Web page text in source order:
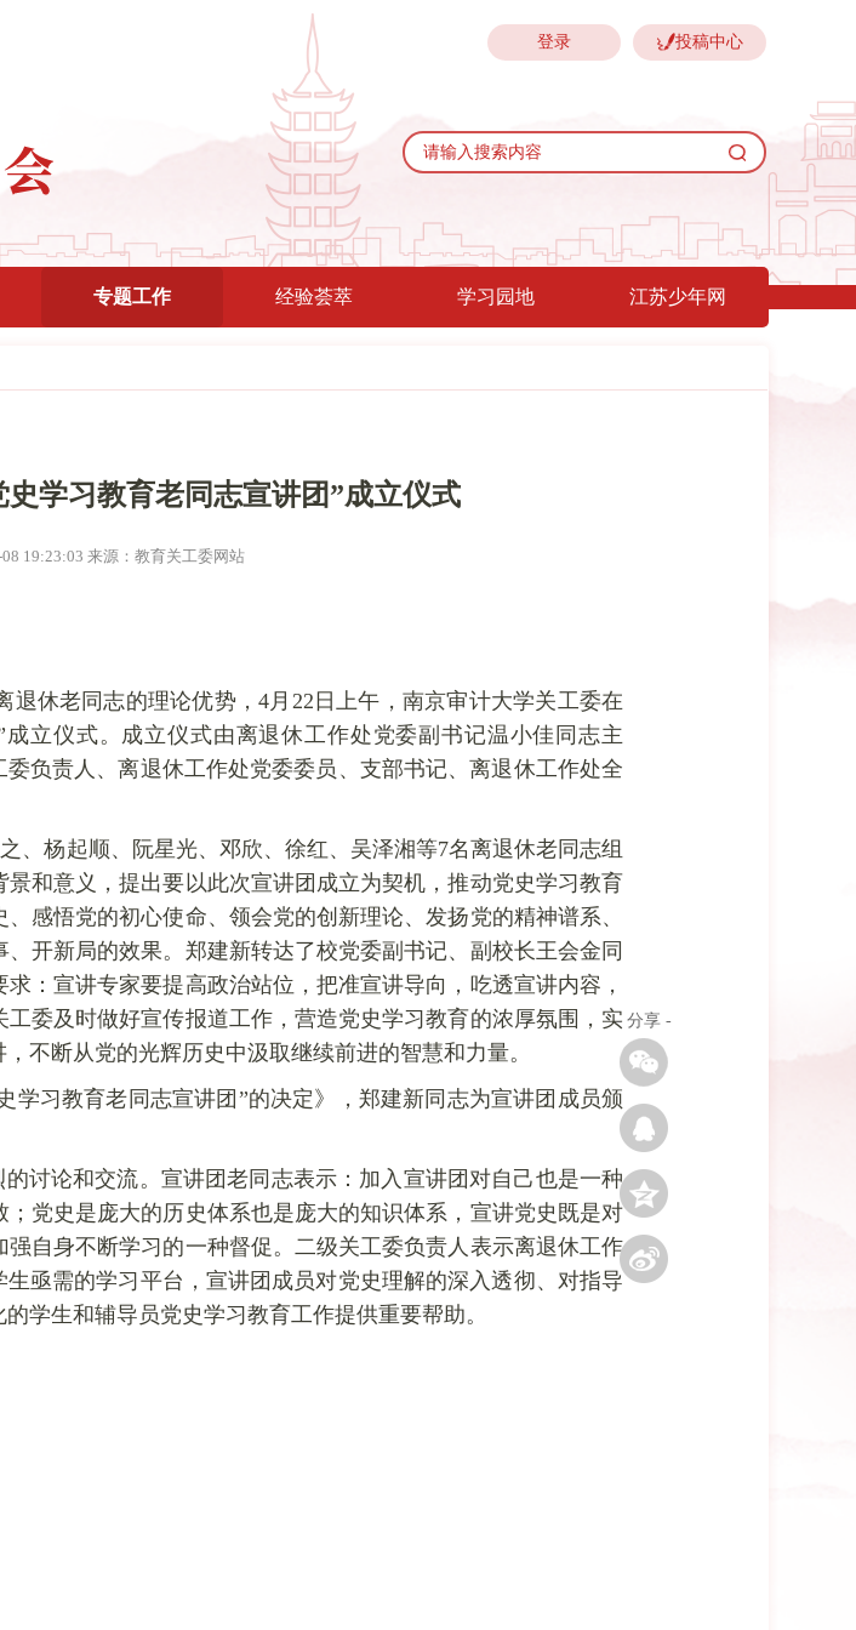
投稿中心
登录
专题工作 经验荟萃 学习园地 江苏少年网
- 分享 -
学习教育老同志宣讲团”成立仪式
19:23:03 来源：教育关工委网站
休老同志的理论优势，4月22日上午，南京审计大学关工委在
立仪式。成立仪式由离退休工作处党委副书记温小佳同志主
负责人、离退休工作处党委委员、支部书记、离退休工作处全
、杨起顺、阮星光、邓欣、徐红、吴泽湘等7名离退休老同志组
和意义，提出要以此次宣讲团成立为契机，推动党史学习教育
感悟党的初心使命、领会党的创新理论、发扬党的精神谱系、
开新局的效果。郑建新转达了校党委副书记、副校长王会金同
：宣讲专家要提高政治站位，把准宣讲导向，吃透宣讲内容，
委及时做好宣传报道工作，营造党史学习教育的浓厚氛围，实
不断从党的光辉历史中汲取继续前进的智慧和力量。
学习教育老同志宣讲团”的决定》，郑建新同志为宣讲团成员颁
讨论和交流。宣讲团老同志表示：加入宣讲团对自己也是一种
党史是庞大的历史体系也是庞大的知识体系，宣讲党史既是对
自身不断学习的一种督促。二级关工委负责人表示离退休工作
亟需的学习平台，宣讲团成员对党史理解的深入透彻、对指导
学生和辅导员党史学习教育工作提供重要帮助。